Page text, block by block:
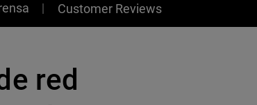
Customer Reviews
red